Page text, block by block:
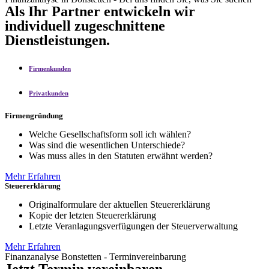
Als Ihr Partner entwickeln wir
individuell zugeschnittene
Dienstleistungen.
Firmenkunden
Privatkunden
Firmengründung
Welche Gesellschaftsform soll ich wählen?
Was sind die wesentlichen Unterschiede?
Was muss alles in den Statuten erwähnt werden?
Mehr Erfahren
Steuererklärung
Originalformulare der aktuellen Steuererklärung
Kopie der letzten Steuererklärung
Letzte Veranlagungsverfügungen der Steuerverwaltung
Mehr Erfahren
Finanzanalyse Bonstetten - Terminvereinbarung